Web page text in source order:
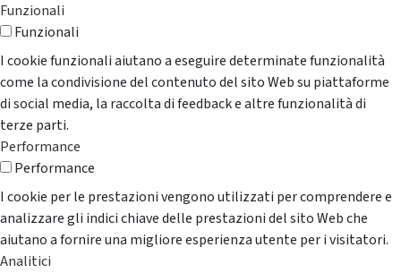
Funzionali
Funzionali
I cookie funzionali aiutano a eseguire determinate funzionalità
come la condivisione del contenuto del sito Web su piattaforme
di social media, la raccolta di feedback e altre funzionalità di
terze parti.
Performance
Performance
I cookie per le prestazioni vengono utilizzati per comprendere e
analizzare gli indici chiave delle prestazioni del sito Web che
aiutano a fornire una migliore esperienza utente per i visitatori.
Analitici